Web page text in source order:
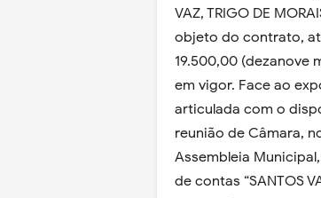
VAZ, TRIGO DE
objeto do contrato,
19.500,00 (dezanove
em vigor. Face ao
articulada com o
reunião de Câmara,
Assembleia
de contas “SANTOS